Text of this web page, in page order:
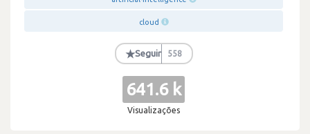
cloud
★Seguir 558
641.6 k
Visualizações